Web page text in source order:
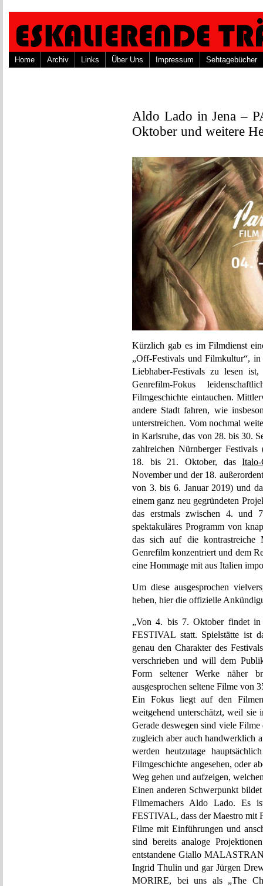
Home Archiv Links Über Uns Impressum Sehtagebücher
Aldo Lado in Jena –
Oktober und weitere
Kürzlich gab es im Filmdienst
„Off-Festivals und Filmkultur“,
Liebhaber-Festivals zu lesen
Genrefilm-Fokus
Filmgeschichte eintauchen.
andere Stadt fahren, wie
unterstreichen. Vom nochmal
in Karlsruhe, das von 28. bis 30.
zahlreichen Nürnberger
18. bis 21. Oktober, dasItalo-
November und der 18.
von 3. bis 6. Januar 2019) und
einem ganz neu gegründeten
das erstmals zwischen 4. und
spektakuläres Programm von
das sich auf die kontrastreiche
Genrefilm konzentriert und dem
eine Hommage mit aus Italien
Um diese ausgesprochen
heben, hier die offizielle
„Von 4. bis 7. Oktober findet
FESTIVAL statt. Spielstätte ist
genau den Charakter des
verschrieben und will dem
Form seltener Werke näher
ausgesprochen seltene Filme von
Ein Fokus liegt auf den
weitgehend unterschätzt, weil sie
Gerade deswegen sind viele
zugleich aber auch handwerklich
werden heutzutage
Filmgeschichte angesehen, oder
Weg gehen und aufzeigen,
Einen anderen Schwerpunkt
Filmemachers Aldo Lado. Es
FESTIVAL, dass der Maestro mit
Filme mit Einführungen und
sind bereits analoge
entstandene Giallo
Ingrid Thulin und gar Jürgen
MORIRE, bei uns als „The